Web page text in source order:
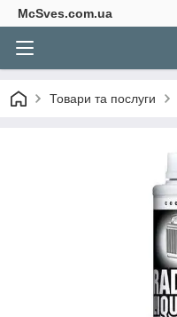
McSves.com.ua
Товари та послуги